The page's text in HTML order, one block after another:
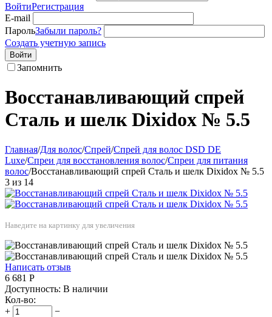
ВойтиРегистрация
E-mail
ПарольЗабыли пароль?
Создать учетную запись
Войти
Запомнить
Восстанавливающий спрей
Сталь и шелк Dixidox № 5.5
Главная/Для волос/Спрей/Спрей для волос DSD DE
Luxe/Спреи для восстановления волос/Спреи для питания
волос/Восстанавливающий спрей Сталь и шелк Dixidox № 5.5
3 из 14
Наведите на картинку для увеличения
Написать отзыв
6 681 Р
Доступность: В наличии
Кол-во:
+
−